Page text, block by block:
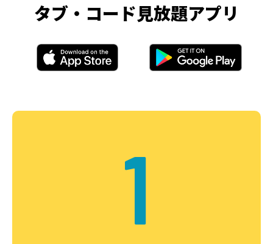
タブ・コード見放題アプリ
1